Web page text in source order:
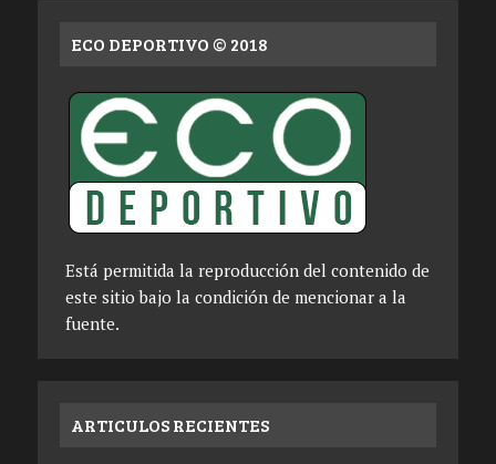
ECO DEPORTIVO © 2018
Está permitida la reproducción del contenido de
este sitio bajo la condición de mencionar a la
fuente.
ARTICULOS RECIENTES